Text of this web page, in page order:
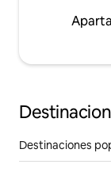
Destinaciones